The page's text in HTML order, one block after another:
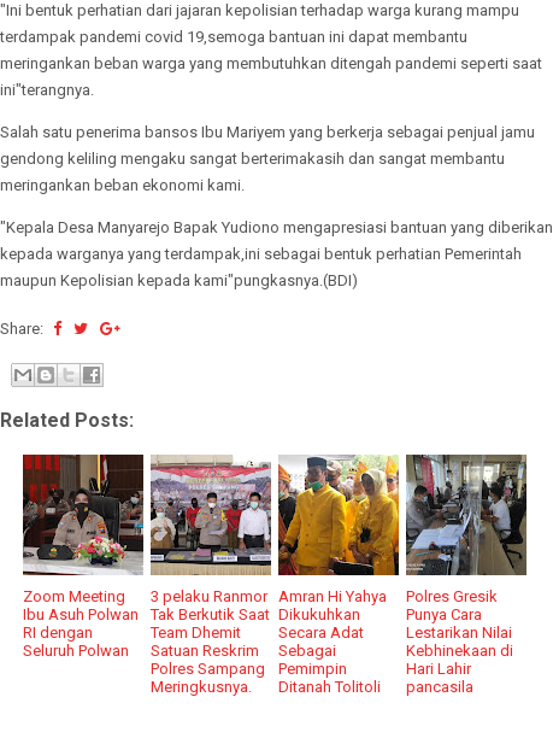
"Ini bentuk perhatian dari jajaran kepolisian terhadap warga kurang mampu
terdampak pandemi covid 19,semoga bantuan ini dapat membantu
meringankan beban warga yang membutuhkan ditengah pandemi seperti saat
ini"terangnya.
Salah satu penerima bansos Ibu Mariyem yang berkerja sebagai penjual jamu
gendong keliling mengaku sangat berterimakasih dan sangat membantu
meringankan beban ekonomi kami.
"Kepala Desa Manyarejo Bapak Yudiono mengapresiasi bantuan yang diberikan
kepada warganya yang terdampak,ini sebagai bentuk perhatian Pemerintah
maupun Kepolisian kepada kami"pungkasnya.(BDI)
Share:
Related Posts:
Zoom Meeting
Ibu Asuh Polwan
RI dengan
Seluruh Polwan
3 pelaku Ranmor
Tak Berkutik Saat
Team Dhemit
Satuan Reskrim
Polres Sampang
Meringkusnya.
Amran Hi Yahya
Dikukuhkan
Secara Adat
Sebagai
Pemimpin
Ditanah Tolitoli
Polres Gresik
Punya Cara
Lestarikan Nilai
Kebhinekaan di
Hari Lahir
pancasila